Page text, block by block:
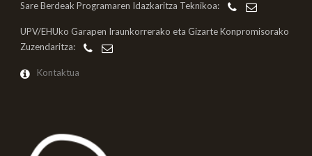
Sare Berdeak Programaren Idazkaritza Teknikoa:
UPV/EHUko Garapen Iraunkorrerako eta Gizarte Konpromisorako
Zuzendaritza:
Kontaktua